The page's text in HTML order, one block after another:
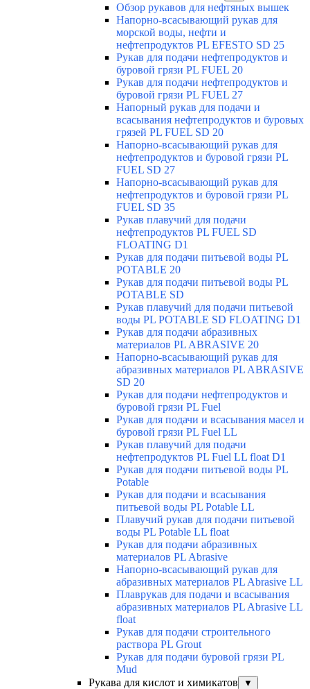
Обзор рукавов для нефтяных вышек
Напорно-всасывающий рукав для
морской воды, нефти и
нефтепродуктов PL EFESTO SD 25
Рукав для подачи нефтепродуктов и
буровой грязи PL FUEL 20
Рукав для подачи нефтепродуктов и
буровой грязи PL FUEL 27
Напорный рукав для подачи и
всасывания нефтепродуктов и буровых
грязей PL FUEL SD 20
Напорно-всасывающий рукав для
нефтепродуктов и буровой грязи PL
FUEL SD 27
Напорно-всасывающий рукав для
нефтепродуктов и буровой грязи PL
FUEL SD 35
Рукав плавучий для подачи
нефтепродуктов PL FUEL SD
FLOATING D1
Рукав для подачи питьевой воды PL
POTABLE 20
Рукав для подачи питьевой воды PL
POTABLE SD
Рукав плавучий для подачи питьевой
воды PL POTABLE SD FLOATING D1
Рукав для подачи абразивных
материалов PL ABRASIVE 20
Напорно-всасывающий рукав для
абразивных материалов PL ABRASIVE
SD 20
Рукав для подачи нефтепродуктов и
буровой грязи PL Fuel
Рукав для подачи и всасывания масел и
буровой грязи PL Fuel LL
Рукав плавучий для подачи
нефтепродуктов PL Fuel LL float D1
Рукав для подачи питьевой воды PL
Potable
Рукав для подачи и всасывания
питьевой воды PL Potable LL
Плавучий рукав для подачи питьевой
воды PL Potable LL float
Рукав для подачи абразивных
материалов PL Abrasive
Напорно-всасывающий рукав для
абразивных материалов PL Abrasive LL
Плаврукав для подачи и всасывания
абразивных материалов PL Abrasive LL
float
Рукав для подачи строительного
раствора PL Grout
Рукав для подачи буровой грязи PL
Mud
Рукава для кислот и химикатов
▼